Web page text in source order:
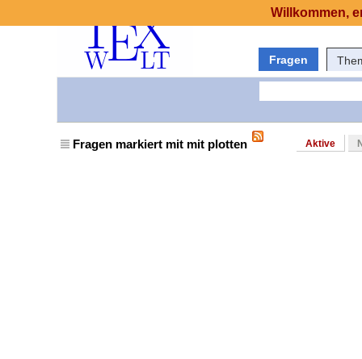
Fragen
Fragen markiert mit mit plotten Aktive
Willkommen,